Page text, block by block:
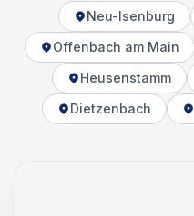
Neu-Isenburg
Offenbach am Main
Heusenstamm
Dietzenbach